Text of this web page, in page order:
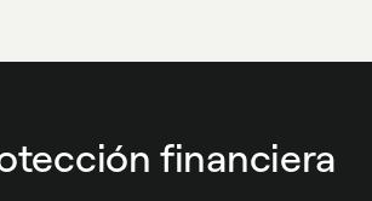
financiera